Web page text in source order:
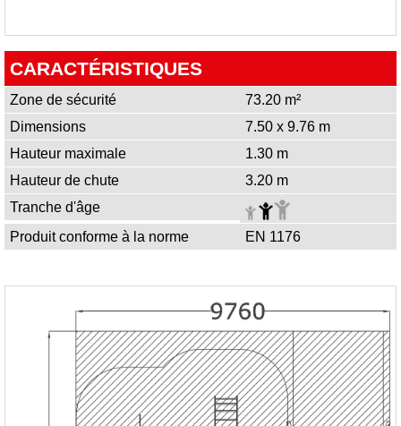
CARACTÉRISTIQUES
Zone de sécurité
73.20 m²
Dimensions
7.50 x 9.76 m
Hauteur maximale
1.30 m
Hauteur de chute
3.20 m
Tranche d'âge
Produit conforme à la norme
EN 1176